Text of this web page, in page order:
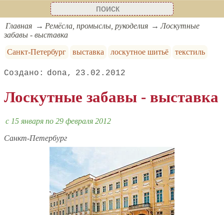
Главная Ремёсла, промыслы, рукоделия
Лоскутные
забавы - выставка
Санкт-Петербург
выставка лоскутное шитьё текстиль
dona 23.02.2012
Лоскутные забавы - выставка
c 15 января по 29 февраля 2012
Санкт-Петербург